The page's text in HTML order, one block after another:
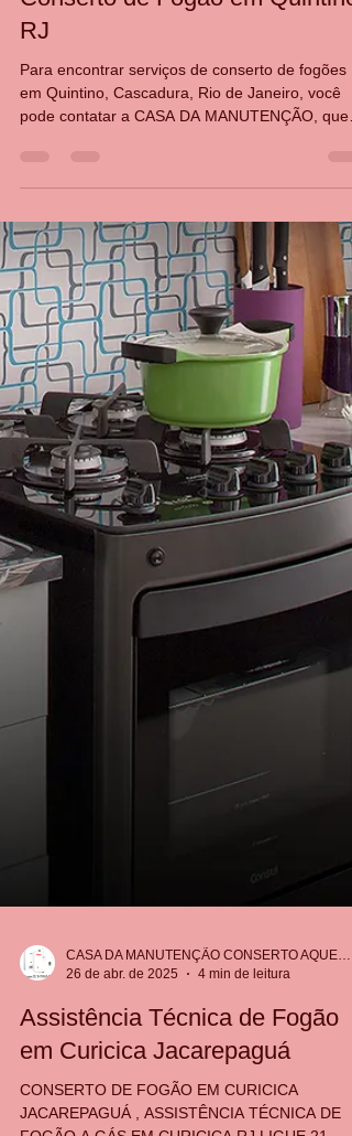
Conserto de Fogão em Quintino
RJ
Para encontrar serviços de conserto de fogões
em Quintino, Cascadura, Rio de Janeiro, você
instalação e conversão de gás. CASA DA
MANUTENÇÃO, oferecendo serviços rápidos e
acessíveis de instalação e reparos de
eletrodomésticos em Quintini, Cascadura, além
produtos novos e seminovos. Outras opções
incluem a Casa da Manutenção, que realiza
manuten
CASA DA MANUTENÇÃO CONSERTO AQUECEDOR RINNAI
26 de abr. de 2025
4 min de leitura
Assistência Técnica de Fogão
em Curicica Jacarepaguá